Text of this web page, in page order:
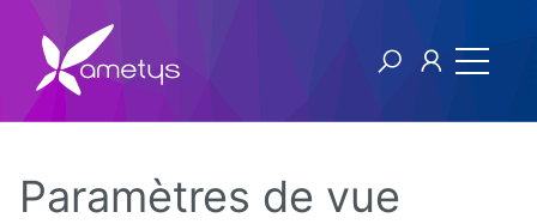
Ametys v4
Paramètres de vue